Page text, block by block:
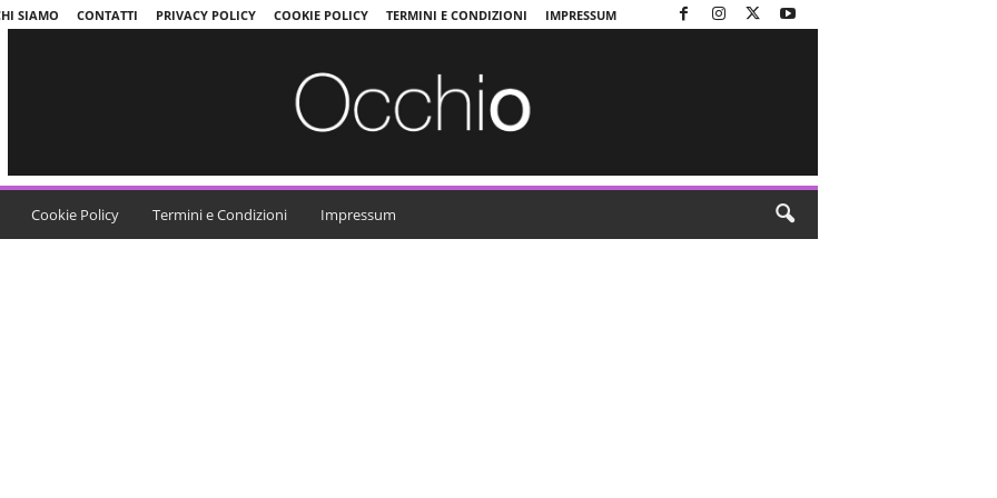
SIAMO CONTATTI PRIVACY POLICY COOKIE POLICY TERMINI E CONDIZIONI IMPRESSUM
Cookie Policy Termini e Condizioni Impressum